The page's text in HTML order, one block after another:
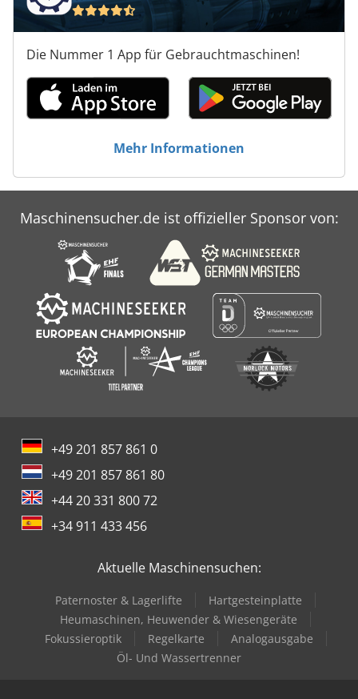
Die Nummer 1 App für Gebrauchtmaschinen!
Mehr Informationen
Maschinensucher.de ist offizieller Sponsor von:
+49 201 857 861 0
+49 201 857 861 80
+44 20 331 800 72
+34 911 433 456
Aktuelle Maschinensuchen:
Paternoster & Lagerlifte
Hartgesteinplatte
Heumaschinen, Heuwender & Wiesengeräte
Fokussieroptik
Regelkarte
Analogausgabe
Öl- Und Wassertrenner